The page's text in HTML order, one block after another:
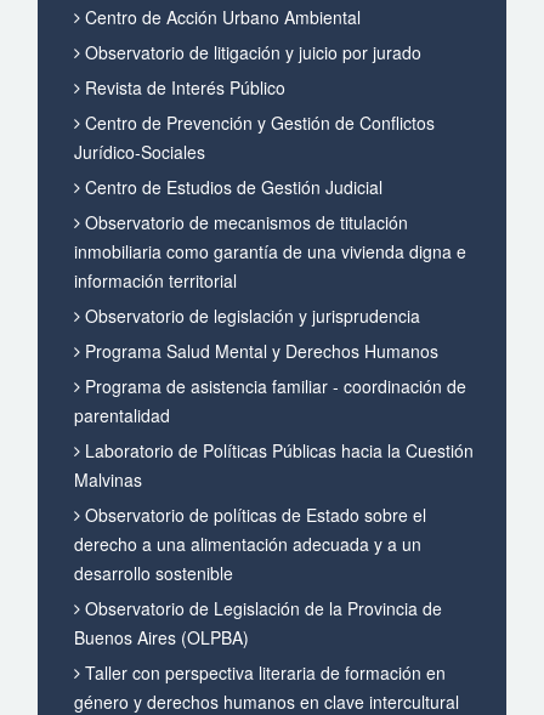
Centro de Acción Urbano Ambiental
Observatorio de litigación y juicio por jurado
Revista de Interés Público
Centro de Prevención y Gestión de Conflictos
Jurídico-Sociales
Centro de Estudios de Gestión Judicial
Observatorio de mecanismos de titulación
inmobiliaria como garantía de una vivienda digna e
información territorial
Observatorio de legislación y jurisprudencia
Programa Salud Mental y Derechos Humanos
Programa de asistencia familiar - coordinación de
parentalidad
Laboratorio de Políticas Públicas hacia la Cuestión
Malvinas
Observatorio de políticas de Estado sobre el
derecho a una alimentación adecuada y a un
desarrollo sostenible
Observatorio de Legislación de la Provincia de
Buenos Aires (OLPBA)
Taller con perspectiva literaria de formación en
género y derechos humanos en clave intercultural